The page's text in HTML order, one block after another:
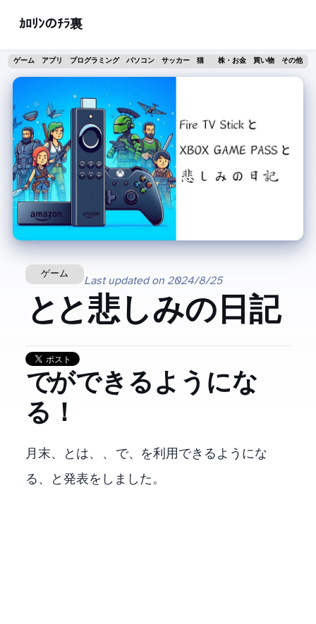
ｶﾛﾘﾝのﾁﾗ裏
ゲーム アプリ プログラミング パソコン サッカー 猫 株・お金 買い物 その他
ゲーム
Last updated on 2024/8/25
Fire TV Stick と XBOX GAME PASS と悲しみの日記
Fire TV Stick 4KでXBOX GAME PASSができるようにな
る！
6月末、AmazonとMicrosoftは、Amazon Fire TV Stick 4K、Fire TV Stick 4K MAXで、XBOX GAME PASSを利用できるようにな
る、と発表をしました。